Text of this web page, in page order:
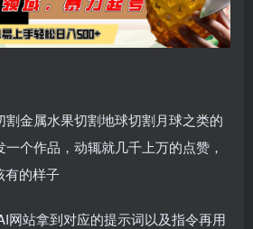
金属水果切割地球切割月球之类的
个作品，动辄就几千上万的点赞，
有的样子
网站拿到对应的提示词以及指令再用